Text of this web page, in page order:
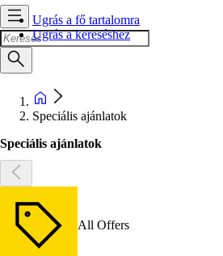
Ugrás a fő tartalomra
Ugrás a kereséshez
Speciális ajánlatok
Speciális ajánlatok
All Offers